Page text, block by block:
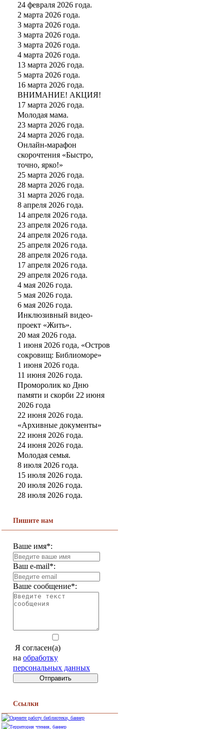
24 февраля 2026 года.
2 марта 2026 года.
3 марта 2026 года.
3 марта 2026 года.
3 марта 2026 года.
4 марта 2026 года.
13 марта 2026 года.
5 марта 2026 года.
16 марта 2026 года.
ВНИМАНИЕ! АКЦИЯ!
17 марта 2026 года.
Молодая мама.
23 марта 2026 года.
24 марта 2026 года.
Онлайн-марафон
скорочтения «Быстро,
точно, ярко!»
25 марта 2026 года.
28 марта 2026 года.
31 марта 2026 года.
8 апреля 2026 года.
14 апреля 2026 года.
23 апреля 2026 года.
24 апреля 2026 года.
25 апреля 2026 года.
28 апреля 2026 года.
17 апреля 2026 года.
29 апреля 2026 года.
4 мая 2026 года.
5 мая 2026 года.
6 мая 2026 года.
Инклюзивный видео-
проект «Жить».
20 мая 2026 года.
1 июня 2026 года, «Остров
сокровищ: Библиоморе»
1 июня 2026 года.
11 июня 2026 года.
Проморолик ко Дню
памяти и скорби 22 июня
2026 года
22 июня 2026 года.
«Архивные документы»
22 июня 2026 года.
24 июня 2026 года.
Молодая семья.
8 июля 2026 года.
15 июля 2026 года.
20 июля 2026 года.
28 июля 2026 года.
Пишите нам
Ваше имя*:
Ваш e-mail*:
Ваше сообщение*:
Я согласен(а)
на обработку
персональных данных
Ссылки